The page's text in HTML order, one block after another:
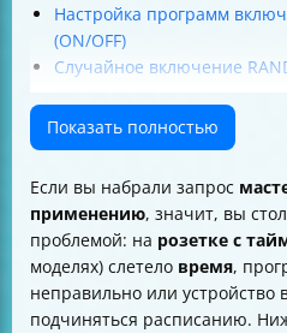
Настройка программ
(ON/OFF)
Случайное включение
Переключение формата
Переход на летнее время (и
эксплуатация
Итог: коротко, как
Показать полностью
Если вы набрали запрос
применению, значит, вы
проблемой: на розетке с
моделях) слетело время,
неправильно или устройство
подчиняться расписанию.